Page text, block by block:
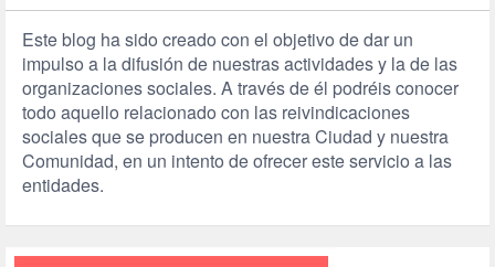
Este blog ha sido creado con el objetivo de dar un
impulso a la difusión de nuestras actividades y la de las
organizaciones sociales. A través de él podréis conocer
todo aquello relacionado con las reivindicaciones
sociales que se producen en nuestra Ciudad y nuestra
Comunidad, en un intento de ofrecer este servicio a las
entidades.